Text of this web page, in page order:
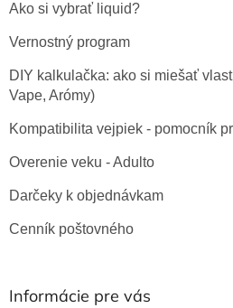
Ako si vybrať liquid?
Vernostný program
DIY kalkulačka: ako si miešať
Vape, Arómy)
Kompatibilita vejpiek - pomocník
Overenie veku - Adulto
Darčeky k objednávkam
Cenník poštovného
Informácie pre vás